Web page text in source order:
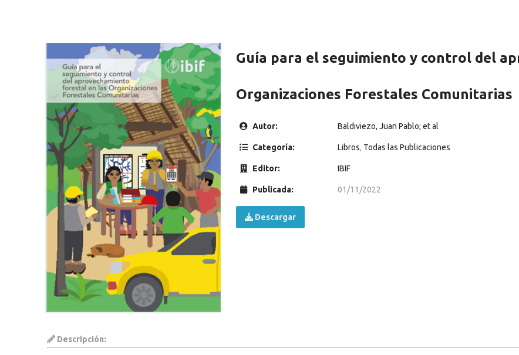
Guía para el seguimiento y control del
Organizaciones Forestales Comunitarias
Autor: Baldiviezo, Juan Pablo; et al
Categoría: Libros, Todas las Publicaciones
Editor: IBIF
Publicada: 01/11/2022
Descargar
Descripción: